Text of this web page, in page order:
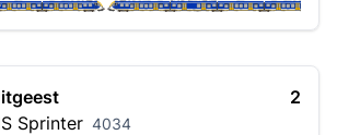
Sprinter 4034
2